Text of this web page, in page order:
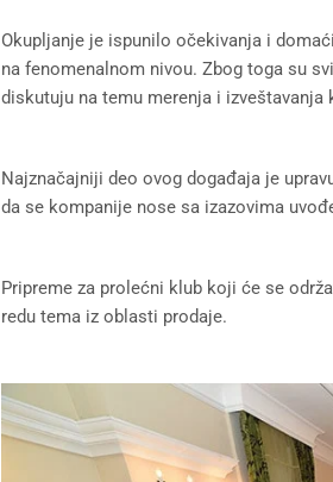
Okupljanje je ispunilo očekivanja i
na fenomenalnom nivou. Zbog toga su
diskutuju na temu merenja i izveštavanja
Najznačajniji deo ovog događaja je
da se kompanije nose sa izazovima
Pripreme za prolećni klub koji će se
redu tema iz oblasti prodaje.